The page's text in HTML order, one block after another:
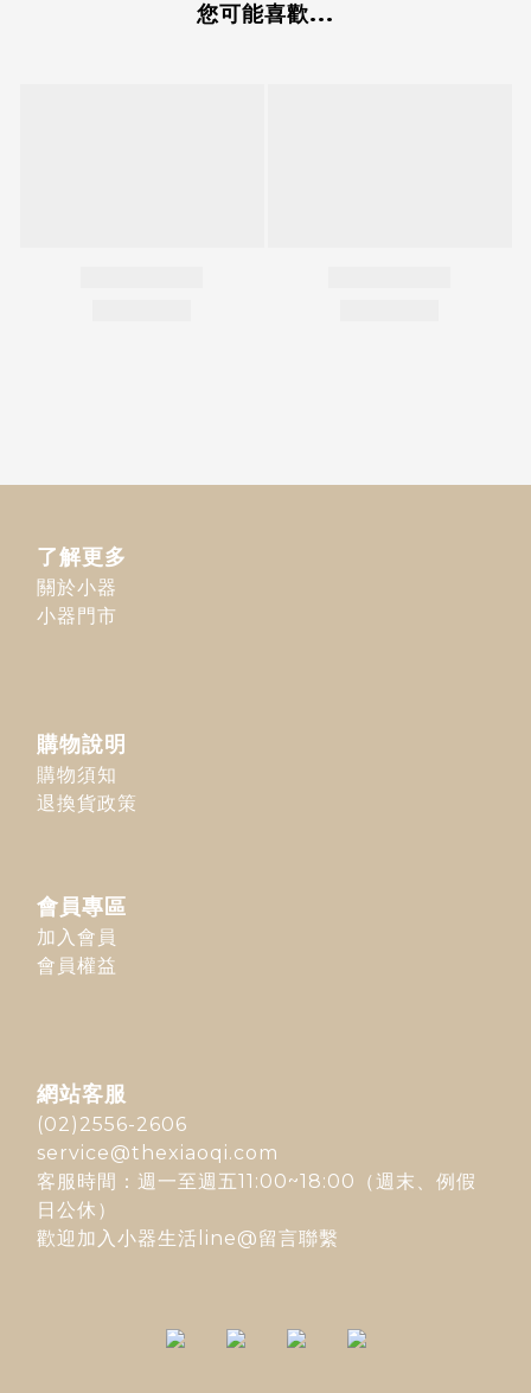
您可能喜歡...
了解更多
關於小器
小器門市
購物說明
購物須知
退換貨政策
會員專區
加入會員
會員權益
網站客服
(02)2556-2606
service@thexiaoqi.com
客服時間：週一至週五11:00~18:00（週末、例假
日公休）
歡迎加入 小器生活line@留言聯繫